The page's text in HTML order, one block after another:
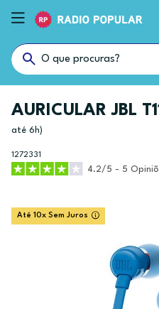
AURICULAR JBL
até 6h)
1272331
4.2/5 - 5
Até 10x Sem Juros